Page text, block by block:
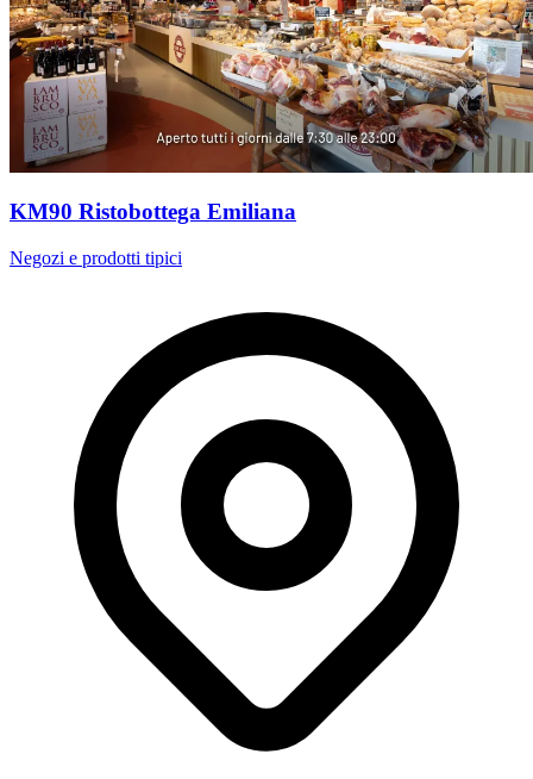
KM90 Ristobottega Emiliana
Negozi e prodotti tipici